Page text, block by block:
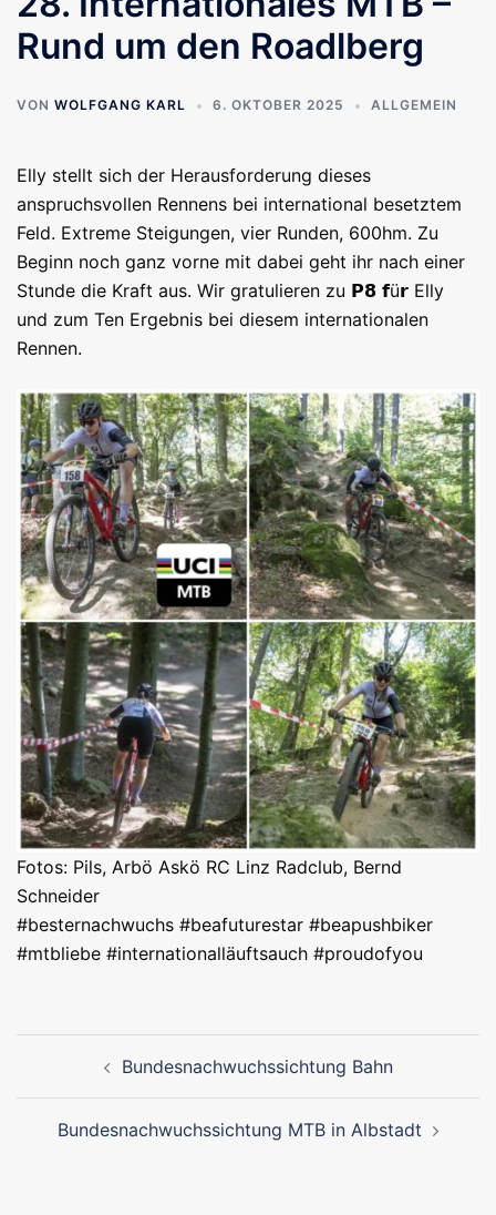
Rund um den Roadlberg
VON WOLFGANG KARL 6. OKTOBER 2025 ALLGEMEIN
Elly stellt sich der Herausforderung dieses
anspruchsvollen Rennens bei international besetztem
Feld. Extreme Steigungen, vier Runden, 600hm. Zu
Beginn noch ganz vorne mit dabei geht ihr nach einer
Stunde die Kraft aus. Wir gratulieren zu 𝗣𝟴 𝗳ü𝗿 Elly
und zum Ten Ergebnis bei diesem internationalen
Rennen.
Fotos: Pils, Arbö Askö RC Linz Radclub, Bernd
Schneider
#besternachwuchs #beafuturestar #beapushbiker
#mtbliebe #internationalläuftsauch #proudofyou
Bundesnachwuchssichtung Bahn
Bundesnachwuchssichtung MTB in Albstadt